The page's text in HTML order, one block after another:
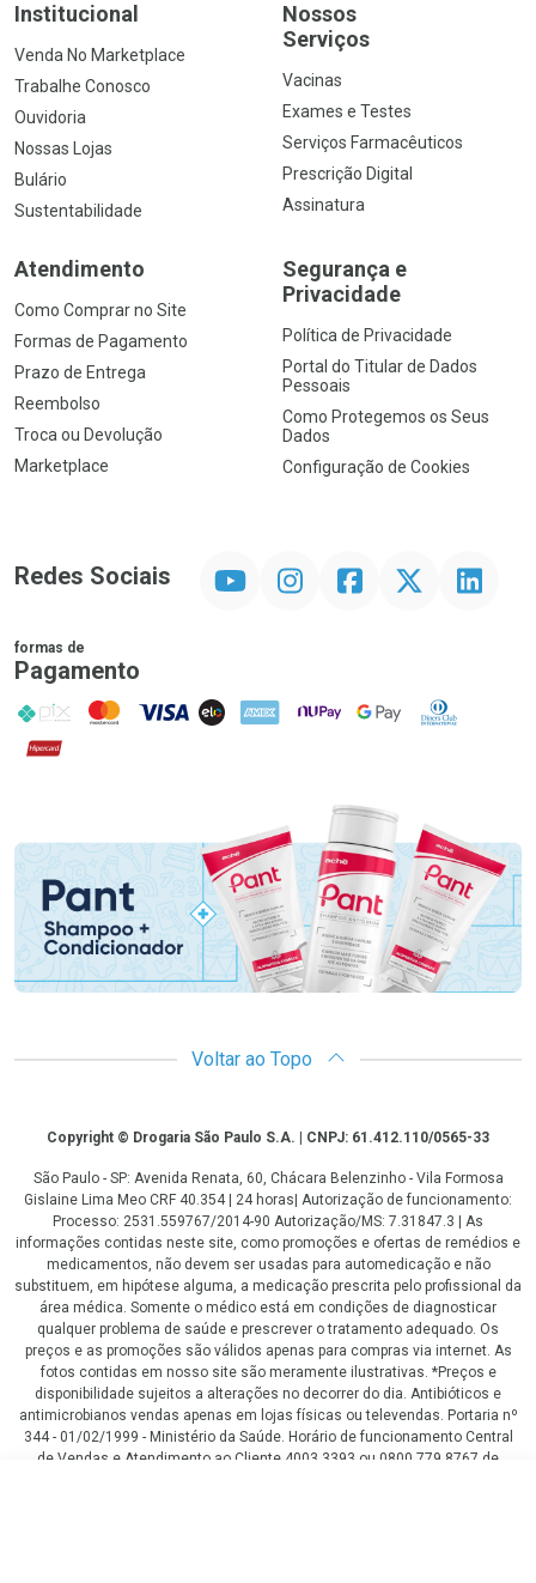
Institucional
Venda No Marketplace
Trabalhe Conosco
Ouvidoria
Nossas Lojas
Bulário
Sustentabilidade
Nossos
Serviços
Vacinas
Exames e Testes
Serviços Farmacêuticos
Prescrição Digital
Assinatura
Atendimento
Como Comprar no Site
Formas de Pagamento
Prazo de Entrega
Reembolso
Troca ou Devolução
Marketplace
Segurança e
Privacidade
Política de Privacidade
Portal do Titular de Dados
Pessoais
Como Protegemos os Seus
Dados
Configuração de Cookies
Redes Sociais InstagramFacebookTwitter Linkedin
formas de
Pagamento
PIX MasterCard
VISA ELO AMEX NuPay Google PayDiners Club
Hipercard
Promoção em Destaque
Voltar ao Topo
CopyrightCopyright © Drogaria São Paulo S.A. | CNPJ: 61.412.110/0565-33
São Paulo - SP: Avenida Renata, 60, Chácara Belenzinho - Vila Formosa
Gislaine Lima Meo CRF 40.354 | 24 horas| Autorização de funcionamento:
Processo: 2531.559767/2014-90 Autorização/MS: 7.31847.3 | As
informações contidas neste site, como promoções e ofertas de remédios e
medicamentos, não devem ser usadas para automedicação e não
substituem, em hipótese alguma, a medicação prescrita pelo profissional da
área médica. Somente o médico está em condições de diagnosticar
qualquer problema de saúde e prescrever o tratamento adequado. Os
preços e as promoções são válidos apenas para compras via internet. As
fotos contidas em nosso site são meramente ilustrativas. *Preços e
disponibilidade sujeitos a alterações no decorrer do dia. Antibióticos e
antimicrobianos vendas apenas em lojas físicas ou televendas. Portaria nº
344 - 01/02/1999 - Ministério da Saúde. Horário de funcionamento Central
de Vendas e Atendimento ao Cliente 4003 3393 ou 0800 779 8767 de